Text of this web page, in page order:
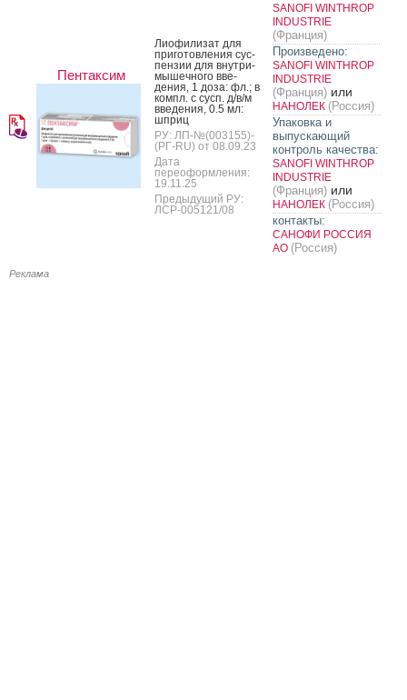
Пентаксим
Ли­офи­лизат для
при­готов­ле­ния сус­
пензии для внут­ри­
мышеч­но­го вве­
дения, 1 до­за: фл.; в
компл. с сусп. д/в/м
вве­дения, 0.5 мл:
шприц
РУ: ЛП-№(003155)-
(РГ-RU) от 08.09.23
Дата
переоформления:
19.11.25
Предыдущий РУ:
ЛСР-005121/08
SANOFI WINTHROP
INDUSTRIE
(Франция)
Произведено:
SANOFI WINTHROP
INDUSTRIE
(Франция) или
НАНОЛЕК (Россия)
Упаковка и
выпускающий
контроль качества:
SANOFI WINTHROP
INDUSTRIE
(Франция) или
НАНОЛЕК (Россия)
контакты:
САНОФИ РОССИЯ
АО (Россия)
Реклама